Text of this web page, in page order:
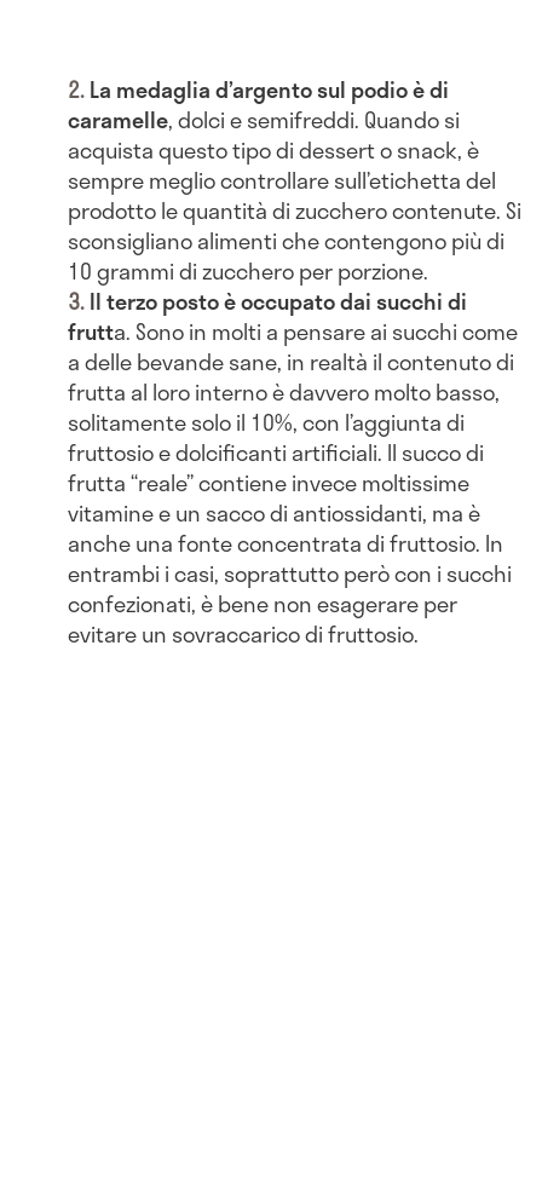
La medaglia d’argento sul podio è di
caramelle, dolci e semifreddi. Quando si
acquista questo tipo di dessert o snack, è
sempre meglio controllare sull’etichetta del
prodotto le quantità di zucchero contenute. Si
sconsigliano alimenti che contengono più di
10 grammi di zucchero per porzione.
Il terzo posto è occupato dai succhi di
frutta. Sono in molti a pensare ai succhi come
a delle bevande sane, in realtà il contenuto di
frutta al loro interno è davvero molto basso,
solitamente solo il 10%, con l’aggiunta di
fruttosio e dolcificanti artificiali. Il succo di
frutta “reale” contiene invece moltissime
vitamine e un sacco di antiossidanti, ma è
anche una fonte concentrata di fruttosio. In
entrambi i casi, soprattutto però con i succhi
confezionati, è bene non esagerare per
evitare un sovraccarico di fruttosio.